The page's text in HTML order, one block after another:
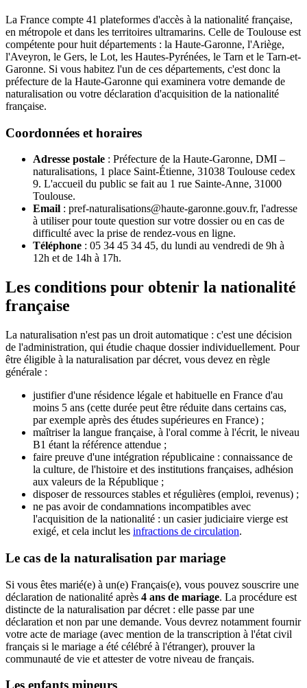
La France compte 41 plateformes d'accès à la nationalité française,
en métropole et dans les territoires ultramarins. Celle de Toulouse est
compétente pour huit départements : la Haute-Garonne, l'Ariège,
l'Aveyron, le Gers, le Lot, les Hautes-Pyrénées, le Tarn et le Tarn-et-
Garonne. Si vous habitez l'un de ces départements, c'est donc la
préfecture de la Haute-Garonne qui examinera votre demande de
naturalisation ou votre déclaration d'acquisition de la nationalité
française.
Coordonnées et horaires
Adresse postale : Préfecture de la Haute-Garonne, DMI –
naturalisations, 1 place Saint-Étienne, 31038 Toulouse cedex
9. L'accueil du public se fait au 1 rue Sainte-Anne, 31000
Toulouse.
Email : pref-naturalisations@haute-garonne.gouv.fr, l'adresse
à utiliser pour toute question sur votre dossier ou en cas de
difficulté avec la prise de rendez-vous en ligne.
Téléphone : 05 34 45 34 45, du lundi au vendredi de 9h à
12h et de 14h à 17h.
Les conditions pour obtenir la nationalité
française
La naturalisation n'est pas un droit automatique : c'est une décision
de l'administration, qui étudie chaque dossier individuellement. Pour
être éligible à la naturalisation par décret, vous devez en règle
générale :
justifier d'une résidence légale et habituelle en France d'au
moins 5 ans (cette durée peut être réduite dans certains cas,
par exemple après des études supérieures en France) ;
maîtriser la langue française, à l'oral comme à l'écrit, le niveau
B1 étant la référence attendue ;
faire preuve d'une intégration républicaine : connaissance de
la culture, de l'histoire et des institutions françaises, adhésion
aux valeurs de la République ;
disposer de ressources stables et régulières (emploi, revenus) ;
ne pas avoir de condamnations incompatibles avec
l'acquisition de la nationalité : un casier judiciaire vierge est
exigé, et cela inclut les infractions de circulation.
Le cas de la naturalisation par mariage
Si vous êtes marié(e) à un(e) Français(e), vous pouvez souscrire une
déclaration de nationalité après 4 ans de mariage. La procédure est
distincte de la naturalisation par décret : elle passe par une
déclaration et non par une demande. Vous devrez notamment fournir
votre acte de mariage (avec mention de la transcription à l'état civil
français si le mariage a été célébré à l'étranger), prouver la
communauté de vie et attester de votre niveau de français.
Les enfants mineurs